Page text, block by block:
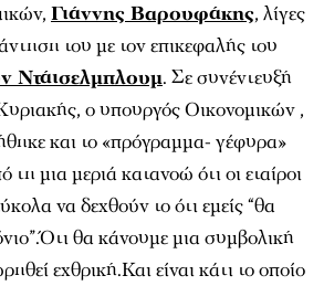
Γιάννης Βαρουφάκης, λίγες
του με τον επικεφαλής του
Ντάισελμπλουμ. Σε συνέντευξή
ο υπουργός Οικονομικών ,
και το «πρόγραμμα- γέφυρα»
τη μια μεριά κατανοώ ότι οι εταίροι
να δεχθούν το ότι εμείς “θα
θα κάνουμε μια συμβολική
εχθρική.Και είναι κάτι το οποίο